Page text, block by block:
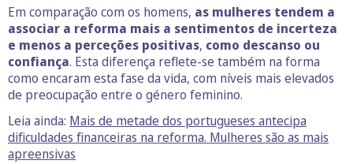
Em comparação com os homens, as mulheres tendem a
associar a reforma mais a sentimentos de incerteza
e menos a perceções positivas, como descanso ou
confiança. Esta diferença reflete-se também na forma
como encaram esta fase da vida, com níveis mais elevados
de preocupação entre o género feminino.
Leia ainda: Mais de metade dos portugueses antecipa
dificuldades financeiras na reforma. Mulheres são as mais
apreensivas